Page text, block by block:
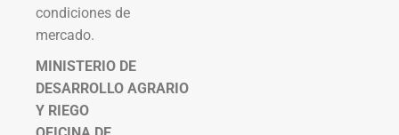
condiciones de
mercado.
MINISTERIO DE
DESARROLLO AGRARIO
Y RIEGO